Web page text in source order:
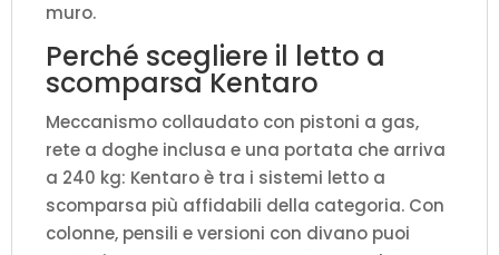
muro.
Perché scegliere il letto a
scomparsa Kentaro
Meccanismo collaudato con pistoni a gas,
rete a doghe inclusa e una portata che arriva
a 240 kg: Kentaro è tra i sistemi letto a
scomparsa più affidabili della categoria. Con
colonne, pensili e versioni con divano puoi